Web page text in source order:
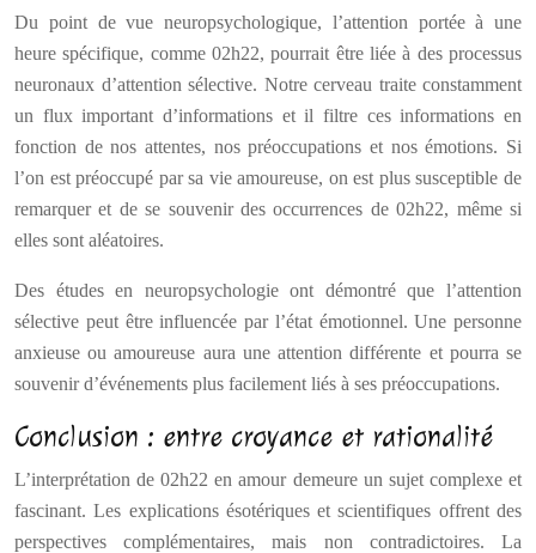
Du point de vue neuropsychologique, l’attention portée à une
heure spécifique, comme 02h22, pourrait être liée à des processus
neuronaux d’attention sélective. Notre cerveau traite constamment
un flux important d’informations et il filtre ces informations en
fonction de nos attentes, nos préoccupations et nos émotions. Si
l’on est préoccupé par sa vie amoureuse, on est plus susceptible de
remarquer et de se souvenir des occurrences de 02h22, même si
elles sont aléatoires.
Des études en neuropsychologie ont démontré que l’attention
sélective peut être influencée par l’état émotionnel. Une personne
anxieuse ou amoureuse aura une attention différente et pourra se
souvenir d’événements plus facilement liés à ses préoccupations.
Conclusion : entre croyance et rationalité
L’interprétation de 02h22 en amour demeure un sujet complexe et
fascinant. Les explications ésotériques et scientifiques offrent des
perspectives complémentaires, mais non contradictoires. La